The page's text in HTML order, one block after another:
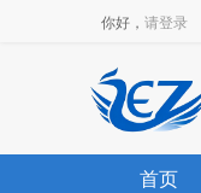
你好， 请登录
首页